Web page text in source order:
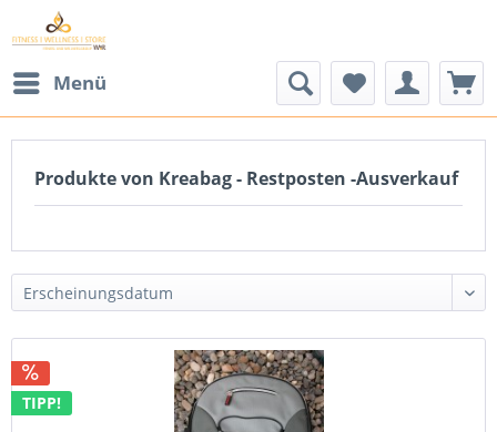
Menü
Produkte von Kreabag - Restposten -Ausverkauf
TIPP!